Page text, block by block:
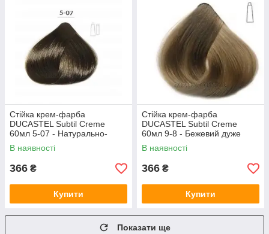
Стійка крем-фарба
DUCASTEL Subtil Creme
60мл 5-07 - Натурально-
коричневий шатен
В наявності
366 ₴
Купити
Стійка крем-фарба
DUCASTEL Subtil Creme
60мл 9-8 - Бежевий дуже
світлий блондин
В наявності
366 ₴
Купити
Показати ще